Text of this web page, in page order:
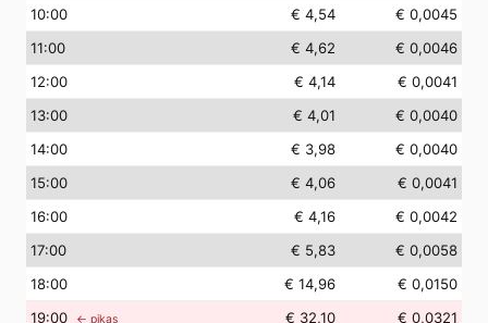
10:00 € 4,54
€ 0,0045
11:00 € 4,62
€ 0,0046
12:00 € 4,14
€ 0,0041
13:00 € 4,01
€ 0,0040
14:00 € 3,98
€ 0,0040
15:00 € 4,06
€ 0,0041
16:00 € 4,16
€ 0,0042
17:00 € 5,83
€ 0,0058
18:00 € 14,96
€ 0,0150
19:00 ← pikas € 32,10
€ 0,0321